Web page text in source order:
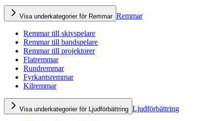
Visa underkategorier för Remmar Remmar
Remmar till skivspelare
Remmar till bandspelare
Remmar till projektorer
Flatremmar
Rundremmar
Fyrkantsremmar
Kilremmar
Visa underkategorier för Ljudförbättring Ljudförbättring